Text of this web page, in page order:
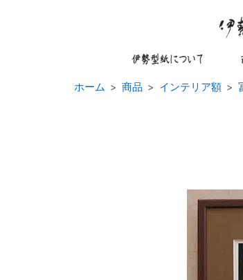
ホーム 商品 インテリア額